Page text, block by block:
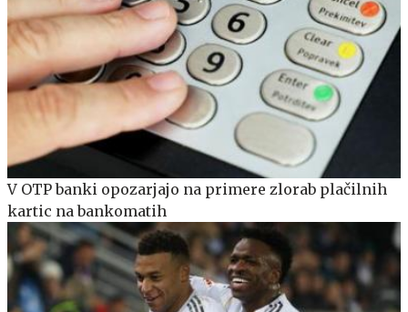
V OTP banki opozarjajo na primere zlorab plačilnih
kartic na bankomatih